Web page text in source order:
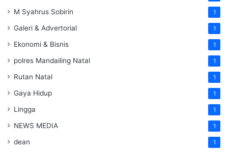
M Syahrus Sobirin 1
Galeri & Advertorial 1
Ekonomi & Bisnis 1
polres Mandailing Natal 1
Rutan Natal 1
Gaya Hidup 1
Lingga 1
NEWS MEDIA 1
dean 1